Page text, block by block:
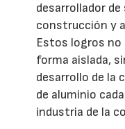
desarrollador
construcción y
Estos logros no
forma aislada,
desarrollo de la
de aluminio
industria de la